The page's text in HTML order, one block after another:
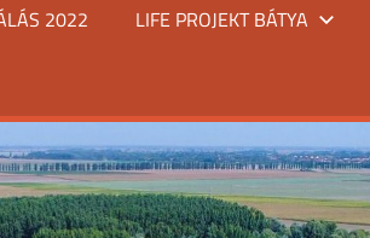
2022 LIFE PROJEKT BÁTYA